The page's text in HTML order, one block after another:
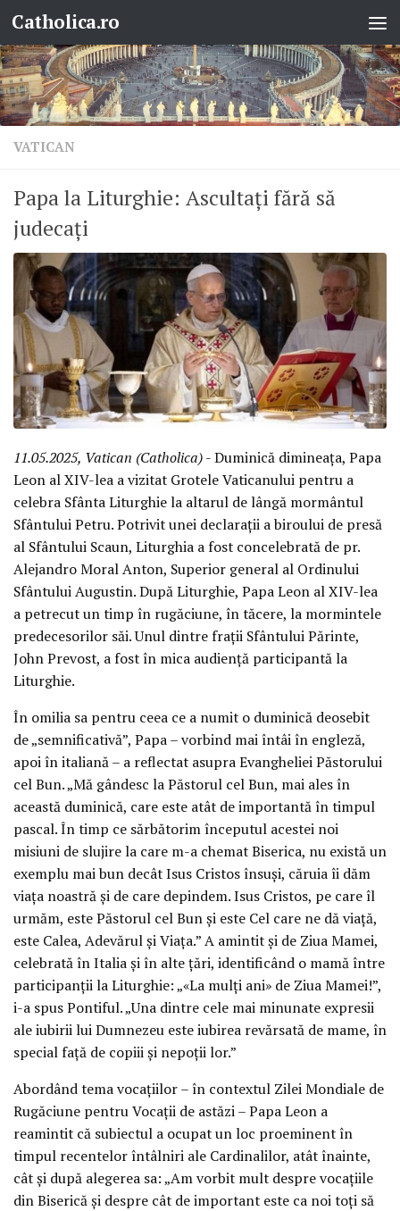
Skip to content
Catholica.ro
VATICAN
Papa la Liturghie: Ascultați fără să
judecați
11.05.2025, Vatican (Catholica)- Duminică dimineața, Papa
Leon al XIV-lea a vizitat Grotele Vaticanului pentru a
celebra Sfânta Liturghie la altarul de lângă mormântul
Sfântului Petru. Potrivit unei declarații a biroului de presă
al Sfântului Scaun, Liturghia a fost concelebrată de pr.
Alejandro Moral Anton, Superior general al Ordinului
Sfântului Augustin. După Liturghie, Papa Leon al XIV-lea
a petrecut un timp în rugăciune, în tăcere, la mormintele
predecesorilor săi. Unul dintre frații Sfântului Părinte,
John Prevost, a fost în mica audiență participantă la
Liturghie.
În omilia sa pentru ceea ce a numit o duminică deosebit
de „semnificativă”, Papa – vorbind mai întâi în engleză,
apoi în italiană – a reflectat asupra Evangheliei Păstorului
cel Bun. „Mă gândesc la Păstorul cel Bun, mai ales în
această duminică, care este atât de importantă în timpul
pascal. În timp ce sărbătorim începutul acestei noi
misiuni de slujire la care m-a chemat Biserica, nu există un
exemplu mai bun decât Isus Cristos însuși, căruia îi dăm
viața noastră și de care depindem. Isus Cristos, pe care îl
urmăm, este Păstorul cel Bun și este Cel care ne dă viață,
este Calea, Adevărul și Viața.” A amintit și de Ziua Mamei,
celebrată în Italia și în alte țări, identificând o mamă între
participanții la Liturghie: „«La mulți ani» de Ziua Mamei!”,
i-a spus Pontiful. „Una dintre cele mai minunate expresii
ale iubirii lui Dumnezeu este iubirea revărsată de mame, în
special față de copiii și nepoții lor.”
Abordând tema vocațiilor – în contextul Zilei Mondiale de
Rugăciune pentru Vocații de astăzi – Papa Leon a
reamintit că subiectul a ocupat un loc proeminent în
timpul recentelor întâlniri ale Cardinalilor, atât înainte,
cât și după alegerea sa: „Am vorbit mult despre vocațiile
din Biserică și despre cât de important este ca noi toți să